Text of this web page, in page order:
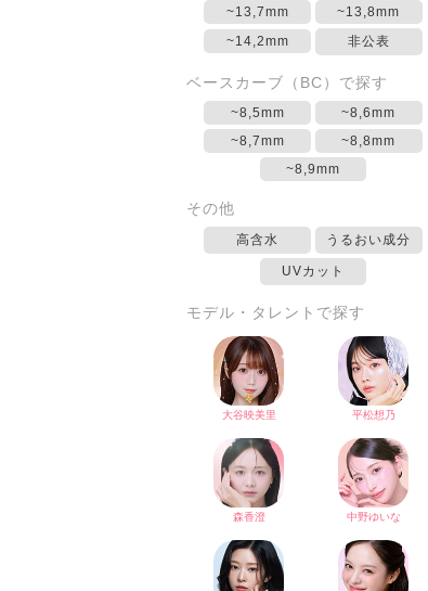
~13,7mm
~13,8mm
~14,2mm
非公表
ベースカーブ（BC）で探す
~8,5mm
~8,6mm
~8,7mm
~8,8mm
~8,9mm
その他
高含水 うるおい成分
UVカット
モデル・タレントで探す